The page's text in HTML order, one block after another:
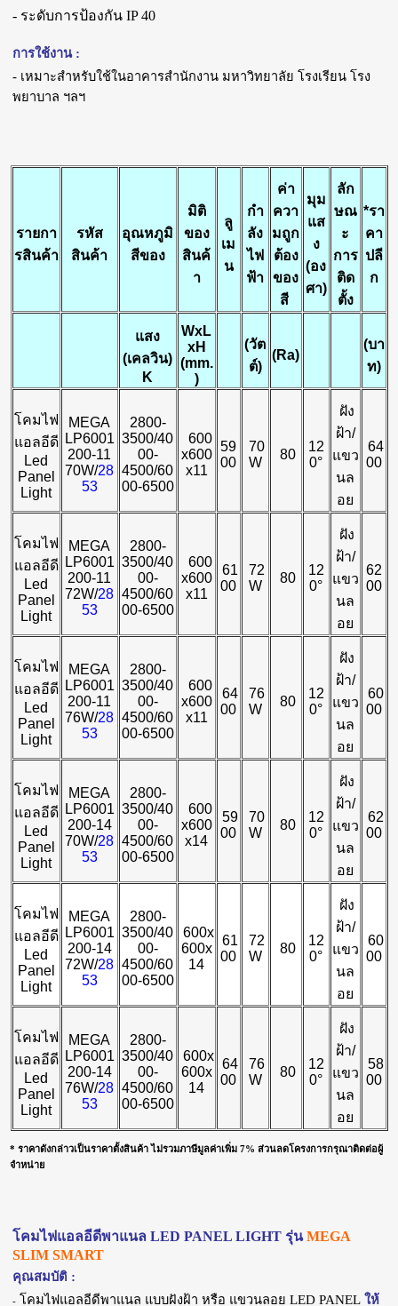
- ระดับการป้องกัน IP 40
การใช้งาน :
- เหมาะสำหรับใช้ในอาคารสำนักงาน มหาวิทยาลัย โรงเรียน โรง
พยาบาล ฯลฯ
รายกา
รสินค้า
รหัส
สินค้า
อุณหภูมิ
สีของ
มิติ
ของ
สินค้
า
ลู
เม
น
กำ
ลัง
ไฟ
ฟ้า
ค่า
ควา
มถูก
ต้อง
ของ
สี
มุม
แส
ง
(อง
ศา)
ลัก
ษณ
ะ
การ
ติด
ตั้ง
*รา
คา
ปลี
ก
แสง
(เคลวิน)
K
WxL
xH
(mm.
)
(วัต
ต์)
(Ra)
(บา
ท)
โคมไฟ
แอลอีดี
Led
Panel
Light
MEGA
LP6001
200-11
70W/28
53
2800-
3500/40
00-
4500/60
00-6500
600
x600
x11
59
00
70
W
80
12
0°
ฝัง
ฝ้า/
แขว
นล
อย
64
00
โคมไฟ
แอลอีดี
Led
Panel
Light
MEGA
LP6001
200-11
72W/28
53
2800-
3500/40
00-
4500/60
00-6500
600
x600
x11
61
00
72
W
80
12
0°
ฝัง
ฝ้า/
แขว
นล
อย
62
00
โคมไฟ
แอลอีดี
Led
Panel
Light
MEGA
LP6001
200-11
76W/28
53
2800-
3500/40
00-
4500/60
00-6500
600
x600
x11
64
00
76
W
80
12
0°
ฝัง
ฝ้า/
แขว
นล
อย
60
00
โคมไฟ
แอลอีดี
Led
Panel
Light
MEGA
LP6001
200-14
70W/28
53
2800-
3500/40
00-
4500/60
00-6500
600
x600
x14
59
00
70
W
80
12
0°
ฝัง
ฝ้า/
แขว
นล
อย
62
00
โคมไฟ
แอลอีดี
Led
Panel
Light
MEGA
LP6001
200-14
72W/28
53
2800-
3500/40
00-
4500/60
00-6500
600x
600x
14
61
00
72
W
80
12
0°
ฝัง
ฝ้า/
แขว
นล
อย
60
00
โคมไฟ
แอลอีดี
Led
Panel
Light
MEGA
LP6001
200-14
76W/28
53
2800-
3500/40
00-
4500/60
00-6500
600x
600x
14
64
00
76
W
80
12
0°
ฝัง
ฝ้า/
แขว
นล
อย
58
00
*ราคาดังกล่าวเป็นราคาตั้งสินค้า ไม่รวมภาษีมูลค่าเพิ่ม 7% ส่วนลดโครงการกรุณาติดต่อผู้
จำหน่าย
โคมไฟแอลอีดีพาแนล LED PANEL LIGHT รุ่นMEGA
SLIM SMART
คุณสมบัติ :
-โคมไฟแอลอีดีพาแนล แบบฝังฝ้า หรือ แขวนลอย LED PANEL ให้